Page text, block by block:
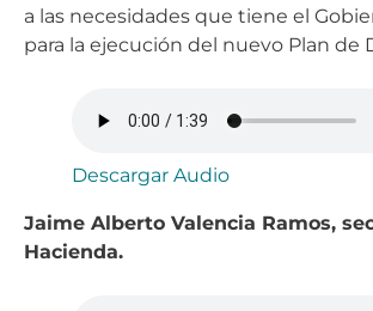
a las necesidades que tiene el
para la ejecución del nuevo Plan de
Descargar Audio
Jaime Alberto Valencia Ramos,
Hacienda.